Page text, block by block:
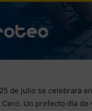
de julio se celebrará
Cero. Un prefecto día